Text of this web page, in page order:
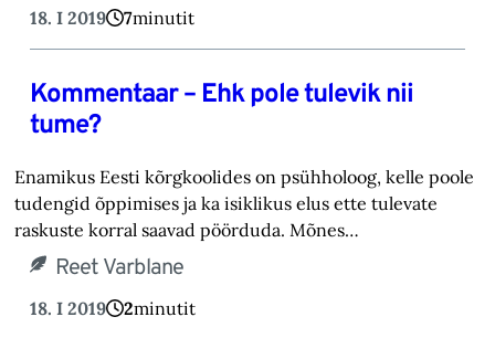
18. I 2019 7minutit
Kommentaar – Ehk pole tulevik nii
tume?
Enamikus Eesti kõrgkoolides on psühholoog, kelle poole
tudengid õppimises ja ka isiklikus elus ette tulevate
raskuste korral saavad pöörduda. Mõnes…
Reet Varblane
18. I 2019 2minutit